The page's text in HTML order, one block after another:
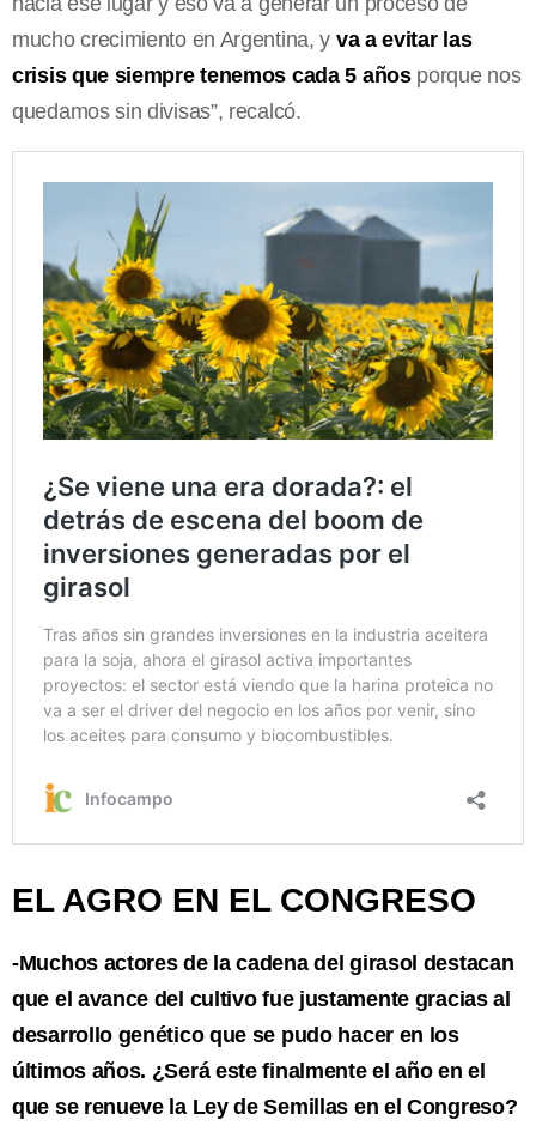
mucho crecimiento en Argentina, y va a evitar las
crisis que siempre tenemos cada 5 añosporque nos
quedamos sin divisas”, recalcó.
EL AGRO EN EL CONGRESO
-Muchos actores de la cadena del girasol destacan
que el avance del cultivo fue justamente gracias al
desarrollo genético que se pudo hacer en los
últimos años. ¿Será este finalmente el año en el
que se renueve la Ley de Semillas en el Congreso?